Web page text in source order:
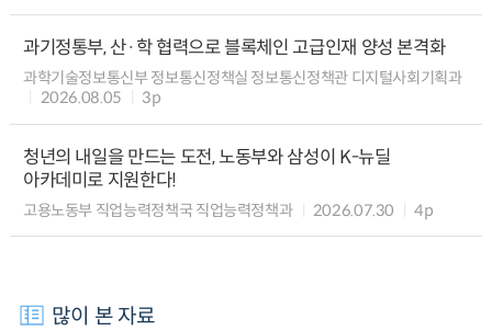
과기정통부, 산·학 협력으로 블록체인 고급인재 양성 본격화
과학기술정보통신부 정보통신정책실 정보통신정책관 디지털사회기획과
2026.08.05
3p
청년의 내일을 만드는 도전, 노동부와 삼성이 K-뉴딜
아카데미로 지원한다!
고용노동부 직업능력정책국 직업능력정책과 2026.07.30 4p
많이 본 자료